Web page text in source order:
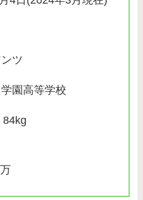
ツ
園高等学校
84kg